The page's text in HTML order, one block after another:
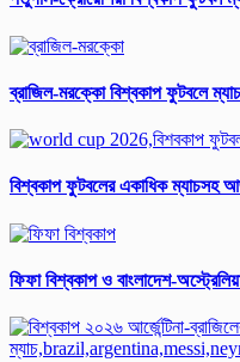
ব্রাজিল-মরক্কো বিশ্ব‌কাপ ফুটবলে
বিশ্বকাপ ফুটবলের একাধিক
ফিফা বিশ্ব‌কাপ ও বাংলাদেশ-